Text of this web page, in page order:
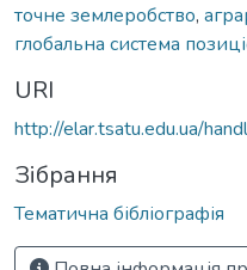
точне землеробство,
глобальна система
URI
http://elar.tsatu.edu.ua/
Зібрання
Тематична бібліографія